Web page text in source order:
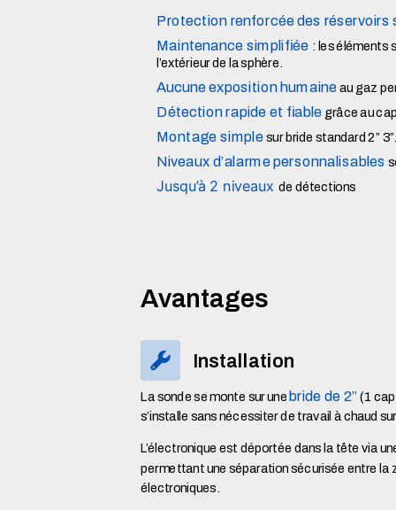
Protection renforcée des réservoirs
Maintenance simplifiée : les éléments
l’extérieur de la sphère.
Aucune exposition humaineau gaz
Détection rapide et fiable grâce au
Montage simplesur bride standard 2”
Niveaux d’alarme personnalisables
Jusqu’à 2 niveaux de détections
Avantages
Installation
La sonde se monte sur une bride de 2”(1
s’installe sans nécessiter de travail à chaud
L’électronique est déportée dans la tête via
permettant une séparation sécurisée entre la
électroniques.